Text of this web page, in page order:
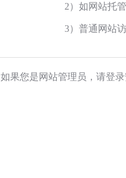
2）如网站托
3）普通网站
如果您是网站管理员，请登